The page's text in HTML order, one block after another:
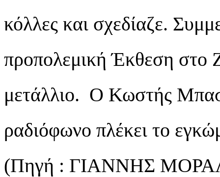
κόλλες και σχεδίαζε.
προπολεμική Έκθεση στο
μετάλλιο. Ο Κωστής
ραδιόφωνο πλέκει το
(Πηγή : ΓΙΑΝΝΗΣ